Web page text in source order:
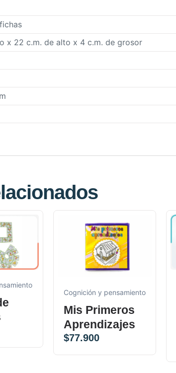
x 22 c.m. de alto x 4 c.m. de grosor
Cognición y pensamiento
Mis Primeros
Aprendizajes
$77.900